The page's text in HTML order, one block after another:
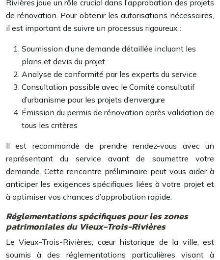
Rivières joue un rôle crucial dans l’approbation des projets
de rénovation. Pour obtenir les autorisations nécessaires,
il est important de suivre un processus rigoureux :
Soumission d’une demande détaillée incluant les
plans et devis du projet
Analyse de conformité par les experts du service
Consultation possible avec le Comité consultatif
d’urbanisme pour les projets d’envergure
Émission du permis de rénovation après validation de
tous les critères
Il est recommandé de prendre rendez-vous avec un
représentant du service avant de soumettre votre
demande. Cette rencontre préliminaire peut vous aider à
anticiper les exigences spécifiques liées à votre projet et
à optimiser vos chances d’approbation rapide.
Réglementations spécifiques pour les zones
patrimoniales du Vieux-Trois-Rivières
Le Vieux-Trois-Rivières, cœur historique de la ville, est
soumis à des réglementations particulières visant à